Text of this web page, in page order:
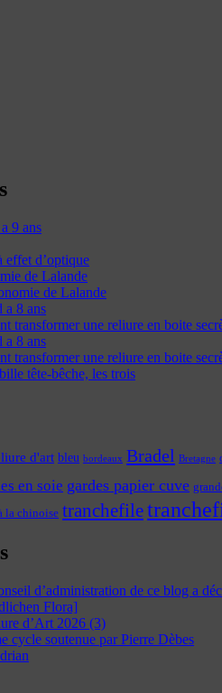
9 ans
effet d’optique
de Lalande
de Lalande
a 8 ans
transformer une reliure en boite
a 8 ans
transformer une reliure en boite
tête-bêche, les trois
d'art bleu bordeaux Bradel Bretagne
en soie gardes papier cuve
la chinoise tranchefile
d’administration de ce blog a
Flora]
d’Art 2026 (3)
cycle soutenue par Pierre Dèbes